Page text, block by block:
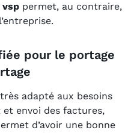
vsp permet, au contraire,
pour le portage
adapté aux besoins
envoi des factures,
d’avoir une bonne